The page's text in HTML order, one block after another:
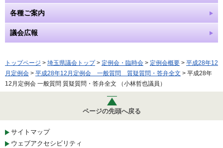
各種ご案内
議会広報
トップページ > 埼玉県議会トップ> 定例会・臨時会 > 定例会概要 > 平成28年12
月定例会 > 平成28年12月定例会 一般質問 質疑質問・答弁全文 > 平成28年
12月定例会 一般質問 質疑質問・答弁全文 （小林哲也議員）
ページの先頭へ戻る
サイトマップ
ウェブアクセシビリティ